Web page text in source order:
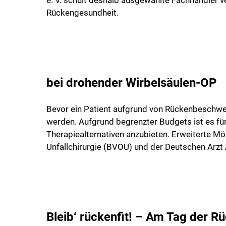
Rückengesundheit.
bei drohender Wirbelsäulen-OP
Bevor ein Patient aufgrund von
werden. Aufgrund begrenzter Budgets ist es
Therapiealternativen anzubieten. Erweiterte
Unfallchirurgie (BVOU) und der Deutschen
Bleib‘ rückenfit! – Am Tag der